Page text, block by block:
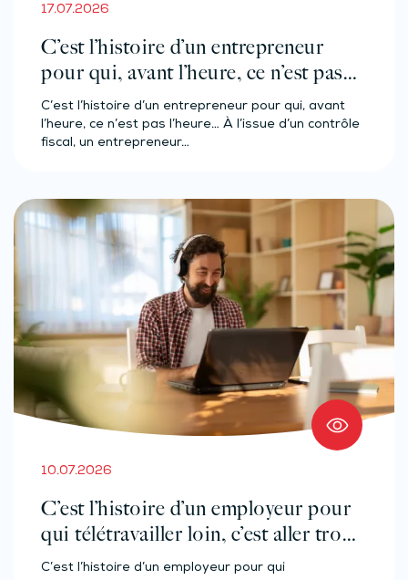
17.07.2026
C’est l’histoire d’un entrepreneur
pour qui, avant l’heure, ce n’est pas
l’heure…
C’est l’histoire d’un entrepreneur pour qui, avant
l’heure, ce n’est pas l’heure… À l’issue d’un contrôle
fiscal, un entrepreneur…
10.07.2026
C’est l’histoire d’un employeur pour
qui télétravailler loin, c’est aller trop
loin…
C’est l’histoire d’un employeur pour qui